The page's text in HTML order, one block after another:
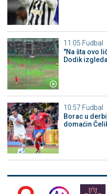
11:05 Fudbal
"Na šta ovo
Dodik
10:57 Fudbal
Borac u
domaćin